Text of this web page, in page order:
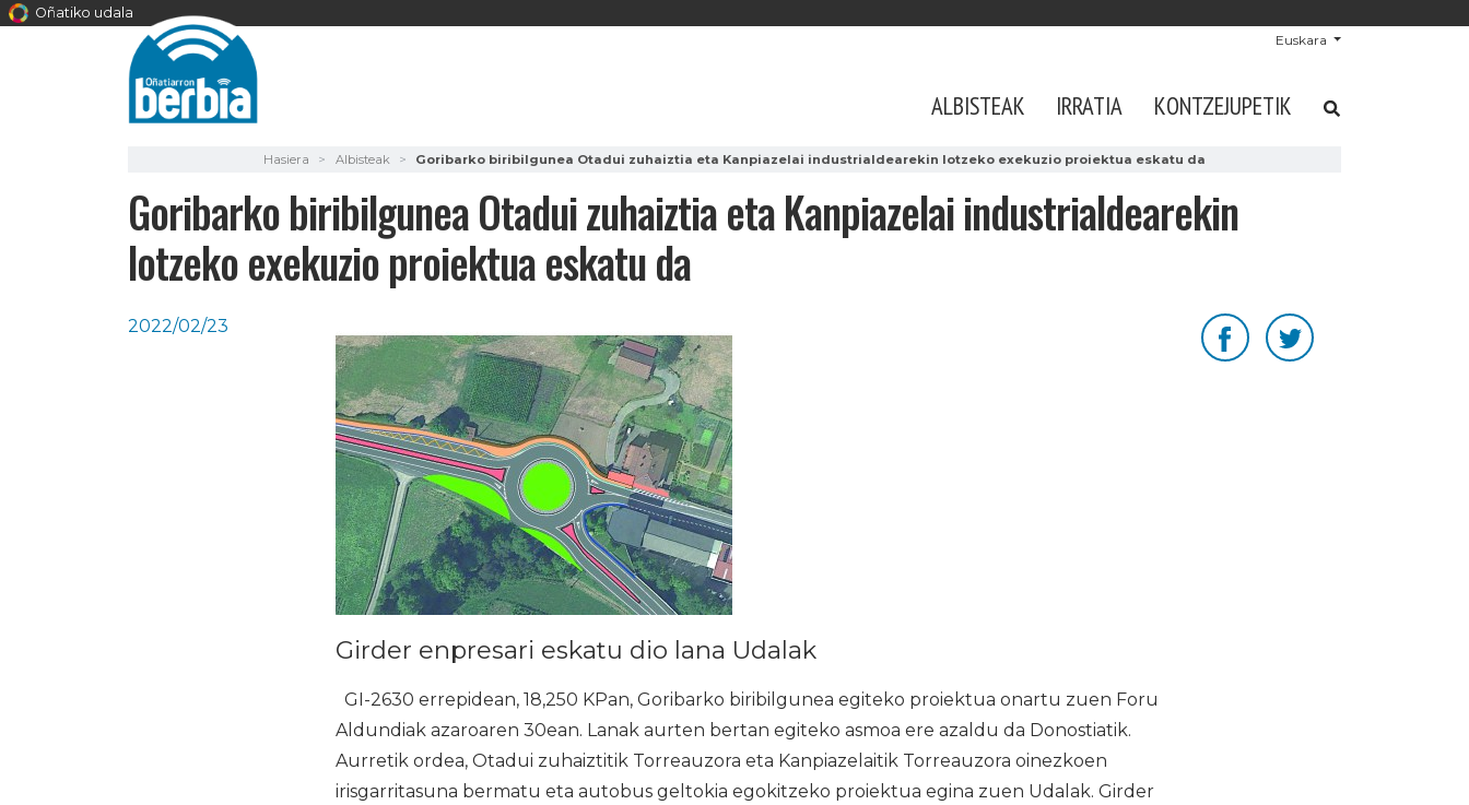
Oñatiko udala
Euskara
ALBISTEAK IRRATIA KONTZEJUPETIK
Hasiera Albisteak Goribarko biribilgunea Otadui zuhaiztia eta Kanpiazelai industrialdearekin lotzeko exekuzio proiektua eskatu da
Goribarko biribilgunea Otadui zuhaiztia eta Kanpiazelai industrialdearekin
lotzeko exekuzio proiektua eskatu da
2022/02/23
Girder enpresari eskatu dio lana Udalak
GI-2630 errepidean, 18,250 KPan, Goribarko biribilgunea egiteko proiektua onartu zuen Foru
Aldundiak azaroaren 30ean. Lanak aurten bertan egiteko asmoa ere azaldu da Donostiatik.
Aurretik ordea, Otadui zuhaiztitik Torreauzora eta Kanpiazelaitik Torreauzora oinezkoen
irisgarritasuna bermatu eta autobus geltokia egokitzeko proiektua egina zuen Udalak. Girder